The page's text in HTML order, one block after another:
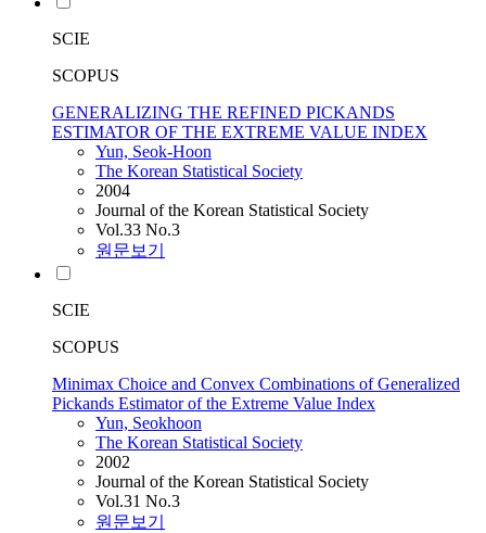
SCIE
SCOPUS
GENERALIZING THE REFINED PICKANDS
ESTIMATOR OF THE EXTREME VALUE INDEX
Yun, Seok-Hoon
The Korean Statistical Society
2004
Journal of the Korean Statistical Society
Vol.33 No.3
원문보기
SCIE
SCOPUS
Minimax Choice and Convex Combinations of Generalized
Pickands Estimator of the Extreme Value Index
Yun, Seokhoon
The Korean Statistical Society
2002
Journal of the Korean Statistical Society
Vol.31 No.3
원문보기